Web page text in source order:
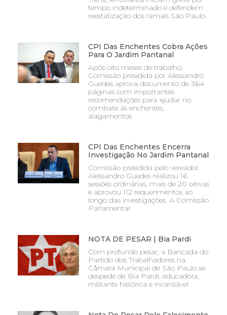
tempo indeterminado e defendem
reestatização dos ramais São Paulo
CPI Das Enchentes Cobra Ações
Para O Jardim Pantanal
Após oito meses de trabalho,
Comissão presidida por Alessandro
Guedes aprova documento de 364
páginas com importantes
recomendações para ajudar no
combate às enchentes,
alagamentos
CPI Das Enchentes Encerra
Investigação No Jardim Pantanal
Comissão presidida pelo vereador
Alessandro Guedes realizou 16
sessões ordinárias, mais de 20 oitivas
e aprovou 112 requerimentos ao
longo das investigações. A Comissão
Parlamentar
NOTA DE PESAR | Bia Pardi
Com profundo pesar, a Bancada do
Partido dos Trabalhadores na
Câmara Municipal de São Paulo se
despede de Bia Pardi, educadora,
militante histórica e incansável